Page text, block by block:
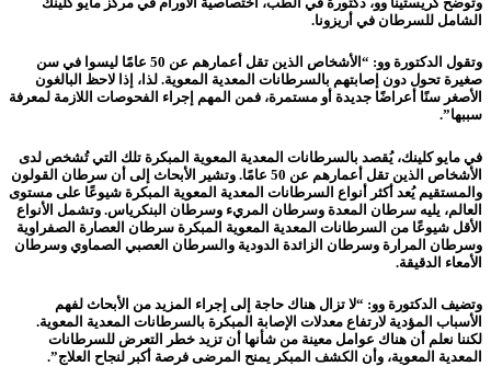
الشامل للسرطان في أريزونا.
وتقول الدكتورة وو: “الأشخاص الذين تقل أعمارهم عن 50 عامًا ليسوا في سن
صغيرة تحول دون إصابتهم بالسرطانات المعدية المعوية. لذا، إذا لاحظ البالغون
الأصغر سنًا أعراضًا جديدة أو مستمرة، فمن المهم إجراء الفحوصات اللازمة لمعرفة
سببها”.
في مايو كلينك، يُقصد بالسرطانات المعدية المعوية المبكرة تلك التي تُشخص لدى
الأشخاص الذين تقل أعمارهم عن 50 عامًا. وتشير الأبحاث إلى أن سرطان القولون
والمستقيم يُعد أكثر أنواع السرطانات المعدية المعوية المبكرة شيوعًا على مستوى
العالم، يليه سرطان المعدة وسرطان المريء وسرطان البنكرياس. وتشمل الأنواع
الأقل شيوعًا من السرطانات المعدية المعوية المبكرة سرطان العصارة الصفراوية
وسرطان المرارة وسرطان الزائدة الدودية والسرطان العصبي الصماوي وسرطان
الأمعاء الدقيقة.
وتضيف الدكتورة وو: “لا تزال هناك حاجة إلى إجراء المزيد من الأبحاث لفهم
الأسباب المؤدية لارتفاع معدلات الإصابة المبكرة بالسرطانات المعدية المعوية.
لكننا نعلم أن هناك عوامل معينة من شأنها أن تزيد خطر التعرض للسرطانات
المعدية المعوية، وأن الكشف المبكر يمنح المرضى فرصة أكبر لنجاح العلاج”.